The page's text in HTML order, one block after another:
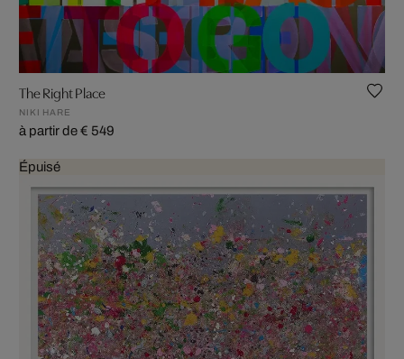
The Right Place
NIKI HARE
à partir de € 549
Épuisé